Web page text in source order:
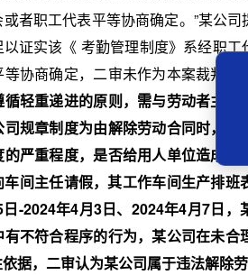
者职工代表平等协商确定。”某公
证实该《 考勤管理制度》系经职
协商确定，二审未作为本案裁判依
轻重递进的原则，需与劳动者主观
规章制度为由解除劳动合同时，应
严重程度，是否给用人单位造成严
间主任请假，其工作车间生产排班
-2024年4月3日、2024年4月7日
不符合程序的行为，某公司在未
据，二审认为某公司属于违法解除